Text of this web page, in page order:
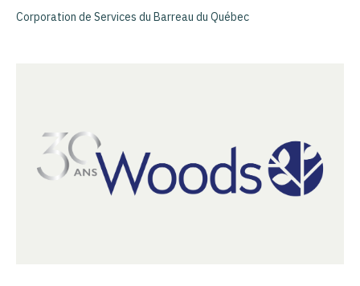
Corporation de Services du Barreau du Québec